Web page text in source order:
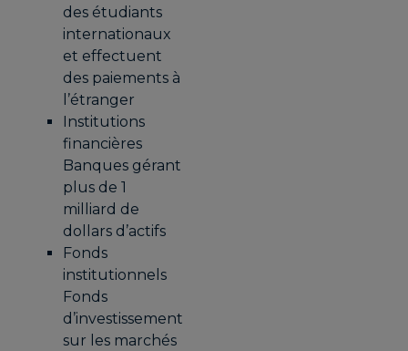
des étudiants
internationaux
et effectuent
des paiements à
l’étranger
Institutions
financières
Banques gérant
plus de 1
milliard de
dollars d’actifs
Fonds
institutionnels
Fonds
d’investissement
sur les marchés